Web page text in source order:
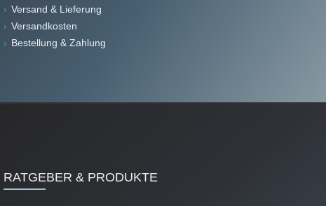
Versand & Lieferung
Versandkosten
Bestellung & Zahlung
RATGEBER & PRODUKTE